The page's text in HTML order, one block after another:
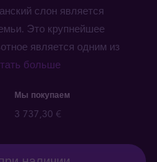
слон является
Это крупнейшее
является одним из
больше
Мы покупаем
3 737,30 €